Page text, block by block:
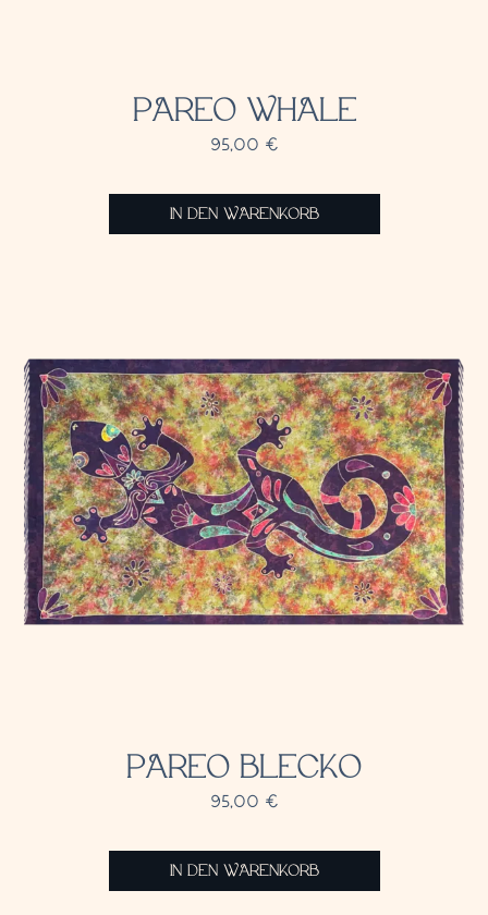
PAREO WHALE
95,00 €
IN DEN WARENKORB
PAREO BLECKO
95,00 €
IN DEN WARENKORB